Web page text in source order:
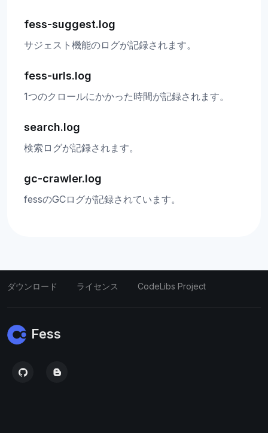
fess-suggest.log
サジェスト機能のログが記録されます。
fess-urls.log
1つのクロールにかかった時間が記録されます。
search.log
検索ログが記録されます。
gc-crawler.log
fessのGCログが記録されています。
ダウンロード ライセンス CodeLibs Project
Fess